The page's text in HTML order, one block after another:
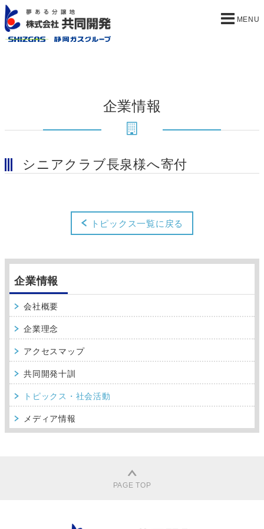
企業情報
シニアクラブ長泉様へ寄付
トピックス一覧に戻る
企業情報
会社概要
企業理念
アクセスマップ
共同開発十訓
トピックス・社会活動
メディア情報
PAGE TOP